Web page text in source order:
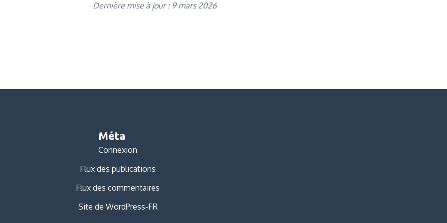
Dernière mise à jour : 9 mars 2026
Méta
Connexion
Flux des publications
Flux des commentaires
Site de WordPress-FR